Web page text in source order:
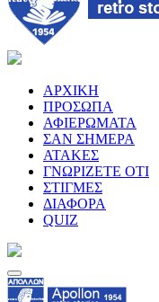
ΑΡΧΙΚΗ
ΠΡΟΣΩΠΑ
ΑΦΙΕΡΩΜΑΤΑ
ΣΑΝ ΣΗΜΕΡΑ
ΑΤΑΚΕΣ
ΓΝΩΡΙΖΕΤΕ ΟΤΙ
ΣΤΙΓΜΕΣ
ΔΙΑΦΟΡΑ
QUIZ